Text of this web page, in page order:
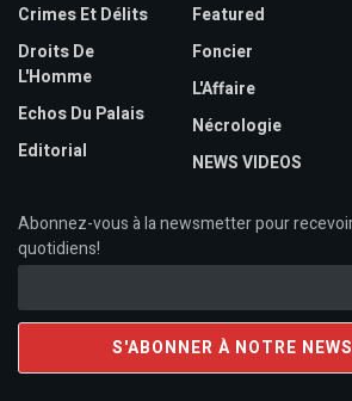
Crimes Et Délits
Droits De
L'Homme
Echos Du Palais
Editorial
Featured
Foncier
L'Affaire
Nécrologie
NEWS VIDEOS
Abonnez-vous à la newsmetter pour
quotidiens!